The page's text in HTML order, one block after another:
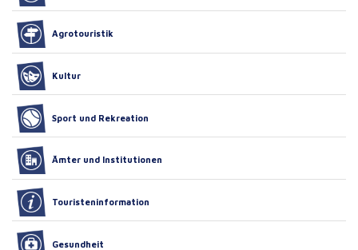
Agrotouristik
Kultur
Sport und Rekreation
Ämter und Institutionen
Touristeninformation
Gesundheit